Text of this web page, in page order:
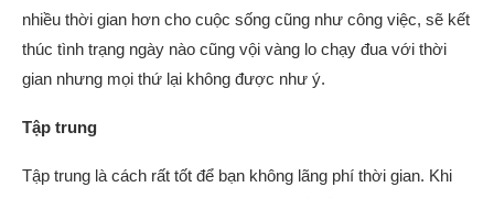
nhiều thời gian hơn cho cuộc sống cũng như công việc, sẽ kết
thúc tình trạng ngày nào cũng vội vàng lo chạy đua với thời
gian nhưng mọi thứ lại không được như ý.
Tập trung
Tập trung là cách rất tốt để bạn không lãng phí thời gian. Khi